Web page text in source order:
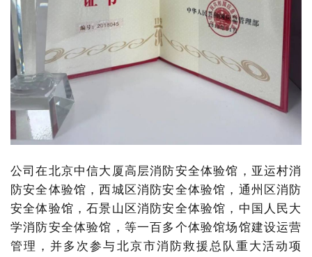
公司在北京中信大厦高层消防安全体验馆，亚运村消
防安全体验馆，西城区消防安全体验馆，通州区消防
安全体验馆，石景山区消防安全体验馆，中国人民大
学消防安全体验馆，等一百多个体验馆场馆建设运营
管理，并多次参与北京市消防救援总队重大活动项